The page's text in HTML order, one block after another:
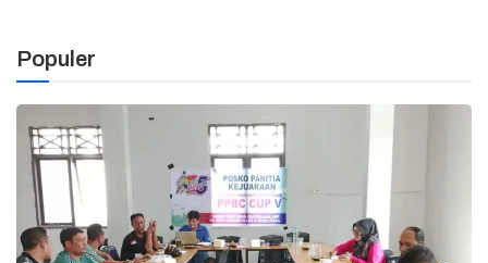
Populer